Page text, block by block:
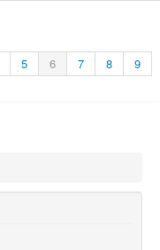
5 6 7 8
9